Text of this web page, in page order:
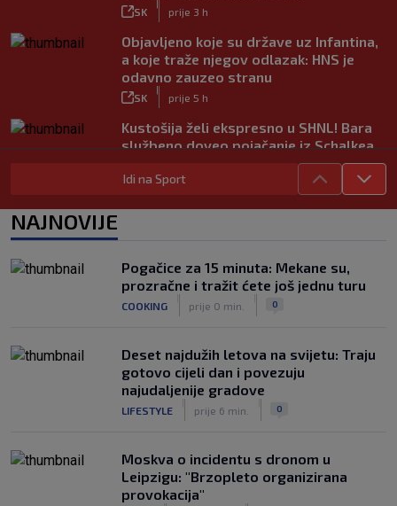
SK prije 3 h
Objavljeno koje su države uz Infantina,
a koje traže njegov odlazak: HNS je
odavno zauzeo stranu
SK prije 5 h
Kustošija želi ekspresno u SHNL! Bara
službeno doveo pojačanje iz Schalkea
Tomiyasu se vraća u Premier ligu,
postat će suigrač bivšeg Vatrenog
Veliko priznanje za hrvatskog
stručnjaka: Jurica Žuža novi je pomoćni
trener Barcelone
|
prije 2 h
Idi na Sport
NAJNOVIJE
Pogačice za 15 minuta: Mekane su,
prozračne i tražit ćete još jednu turu
COOKING prije 0 min. 0
Deset najdužih letova na svijetu: Traju
gotovo cijeli dan i povezuju
najudaljenije gradove
LIFESTYLE prije 6 min. 0
Moskva o incidentu s dronom u
Leipzigu: "Brzopleto organizirana
provokacija"